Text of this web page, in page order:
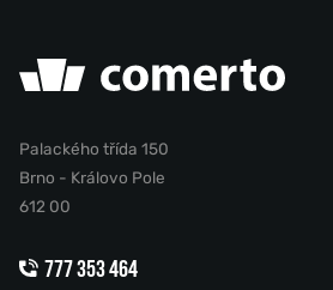
Palackého třída 150
Brno - Královo Pole
612 00
777 353 464